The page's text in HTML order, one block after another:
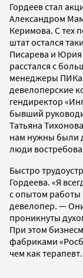
Гордеев стал
Александром
Керимова. С тех
штат остался
Писарева и Юрия
расстался с
менеджеры ПИКа
девелоперские
гендиректор
бывший
Татьяна
нам нужны были
люди
Быстро
Гордеева. «Я
с опытом работы
девелопер. —
проникнуты
При этом
фабриками
чем как терапевт.